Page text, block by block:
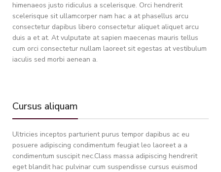
himenaeos justo ridiculus a scelerisque. Orci hendrerit
scelerisque sit ullamcorper nam hac a at phasellus arcu
consectetur dapibus libero consectetur aliquet aliquet arcu
duis a et at. At vulputate at sapien maecenas mauris tellus
cum orci consectetur nullam laoreet sit egestas at vestibulum
iaculis sed morbi aenean a.
Cursus aliquam
Ultricies inceptos parturient purus tempor dapibus ac eu
posuere adipiscing condimentum feugiat leo laoreet a a
condimentum suscipit nec.Class massa adipiscing hendrerit
eget blandit hac pulvinar cum suspendisse cursus euismod